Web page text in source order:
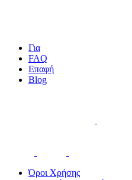
Για
FAQ
Επαφή
Blog
Όροι Χρήσης